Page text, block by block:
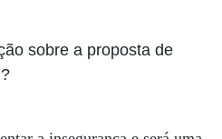
sobre a proposta de